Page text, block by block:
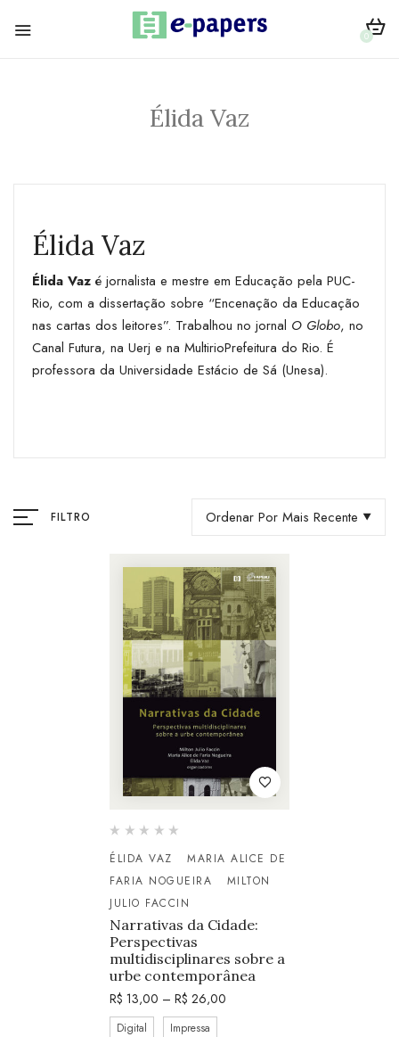
0
Élida Vaz
Élida Vaz
Élida Vaz é jornalista e mestre em Educação pela PUC-
Rio, com a dissertação sobre “Encenação da Educação
nas cartas dos leitores”. Trabalhou no jornal O Globo, no
Canal Futura, na Uerj e na MultirioPrefeitura do Rio. É
professora da Universidade Estácio de Sá (Unesa).
FILTRO Ordenar Por Mais Recente
ÉLIDA VAZ
MARIA ALICE DE
FARIA NOGUEIRA
MILTON
JULIO FACCIN
Narrativas da Cidade:
Perspectivas
multidisciplinares sobre a
urbe contemporânea
R$ 13,00 – R$ 26,00
Digital Impressa